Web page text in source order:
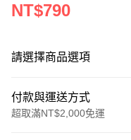
NT$790
請選擇商品選項
付款與運送方式
超取滿NT$2,000免運